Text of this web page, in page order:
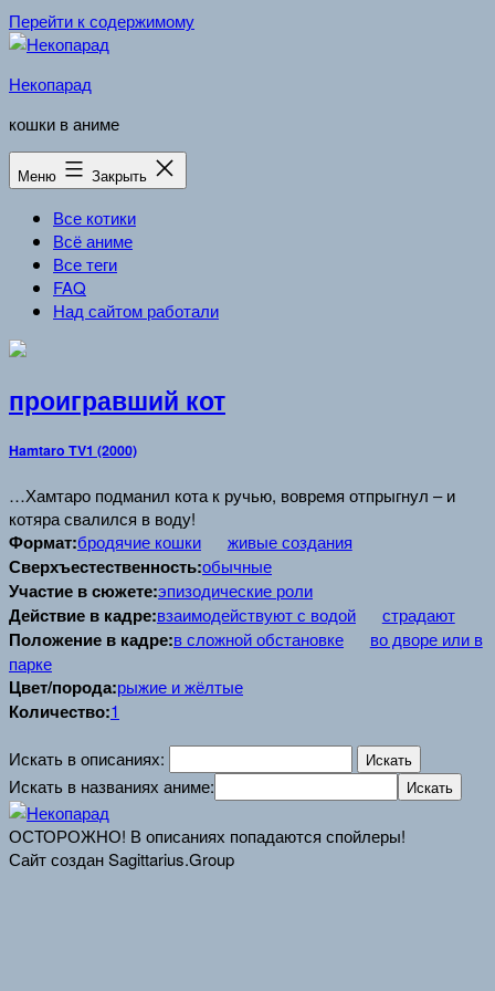
Перейти к содержимому
Некопарад
кошки в аниме
Меню Закрыть
Все котики
Всё аниме
Все теги
FAQ
Над сайтом работали
проигравший кот
Hamtaro TV1 (2000)
…Хамтаро подманил кота к ручью, вовремя отпрыгнул – и
котяра свалился в воду!
Формат:бродячие кошки живые создания
Сверхъестественность:обычные
Участие в сюжете:эпизодические роли
Действие в кадре:взаимодействуют с водой страдают
Положение в кадре:в сложной обстановке
во дворе или в
парке
Цвет/порода:рыжие и жёлтые
Количество:1
Искать в описаниях:
Искать в названиях аниме:
ОСТОРОЖНО! В описаниях попадаются спойлеры!
Сайт создан Sagittarius.Group